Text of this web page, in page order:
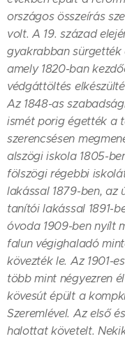
országos összeírás
volt. A 19. század
gyakrabban
amely 1820-ban
védgáttöltés
Az 1848-as
ismét porig égették a
szerencsésen
alszögi iskola 1805-
fölszögi régebbi
lakással 1879-ben, az
tanítói lakással 1891-
óvoda 1909-ben nyílt
falun végighaladó
kövezték le. Az 1901-
több mint négyezren
kövesút épült a
Szeremlével. Az első
halottat követelt.